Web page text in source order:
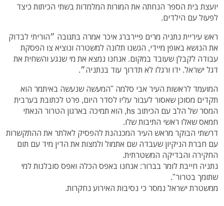
יועצת בית הספר הנחתה את המורות המלמדות בשתי הכיתות כיצד
לפעול עם הילדים.
ראש עיריית נתניה מרים פיירברג איכר אמרה בתגובה ״הוריתי לבדוק
את הנושא באופן מיידי, הגשנו תלונה למשטרה ונוציא צו הפסקת
עבודה לקבלן שעובד במקום. אנחנו נמצא את מי שנגע והשחית את
דגל ישראל. ידו ורגלו לא תדרוך עוד בנתניה״.
המועמד לראשות העיר אבי סלמה "המעשה שנעשה באיתמר הוא
תקדים מסוכן שאסור לעבור עליו לסדר היום, פרט לכתובת בערבית
המסר של הלב עם הכיתוב hs, הוא תמיכה בארגון הטרור הנאתי
חמאס שאלו ראשי התיבות שלו.
דרשתי הבוקר מראש העיר המכנהנת להפסיק לאלתר את ההתקשרות
עם חברת הניקיון שעבדה שם אתמול ולמצות את הדין מיד עם תום
החקירה והבדיקה המשטרתית.
נתניה חייבת לומר בברור: אנחנו באפס הכלה ואפס סובלנות למי
שתומך בטרור".
ממשטרת ישראל נמסר כי נסיבות האירוע נחקרות.